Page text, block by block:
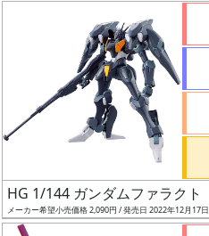
グ
レ
HG 1/144 ガンダムファラクト
メーカー希望小売価格 2,090円 / 発売日 2022年12月17日